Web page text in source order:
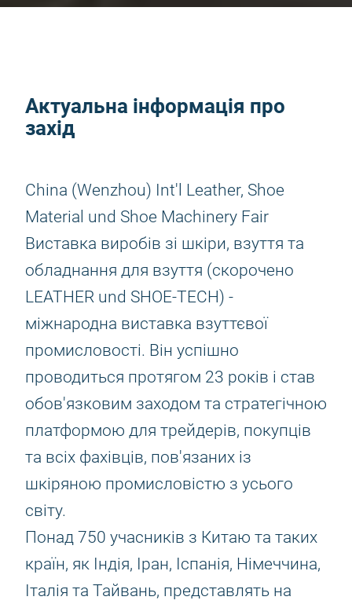
Актуальна інформація про
захід
China (Wenzhou) Int'l Leather, Shoe
Material und Shoe Machinery Fair
Виставка виробів зі шкіри, взуття та
обладнання для взуття (скорочено
LEATHER und SHOE-TECH) -
міжнародна виставка взуттєвої
промисловості. Він успішно
проводиться протягом 23 років і став
обов'язковим заходом та стратегічною
платформою для трейдерів, покупців
та всіх фахівців, пов'язаних із
шкіряною промисловістю з усього
світу.
Понад 750 учасників з Китаю та таких
країн, як Індія, Іран, Іспанія, Німеччина,
Італія та Тайвань, представлять на